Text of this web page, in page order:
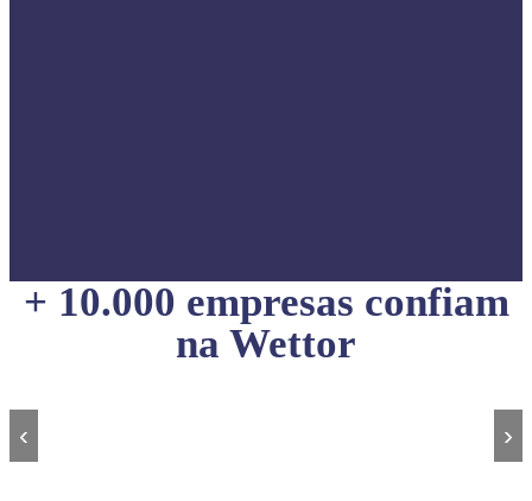
+ 10.000 empresas confiam
na Wettor
‹ ›